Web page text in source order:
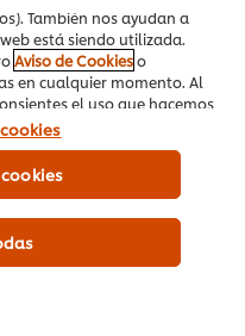
y foodies en el
de comida en beneficio
de
a jóvenes en
fines de lucro apoyan a
% las materias primas,
conjunto ayudamos a que
de lo importante que
También nos ayudan a
está siendo utilizada.
Aviso de Cookieso
en cualquier momento. Al
el uso que hacemos